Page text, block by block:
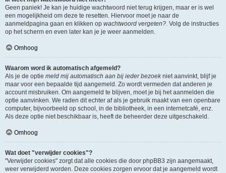
Geen paniek! Je kan je huidige wachtwoord niet terug krijgen, maar er is wel
een mogelijkheid om deze te resetten. Hiervoor moet je naar de
aanmeldpagina gaan en klikken op wachtwoord vergeten?. Volg de instructies
op het scherm en even later kan je je weer aanmelden.
Omhoog
Waarom word ik automatisch afgemeld?
Als je de optie meld mij automatisch aan bij ieder bezoekniet aanvinkt, blijf je
maar voor een bepaalde tijd aangemeld. Zo wordt vermeden dat anderen je
account misbruiken. Om aangemeld te blijven, moet je bij het aanmelden die
optie aanvinken. We raden dit echter af als je gebruik maakt van een openbare
computer, bijvoorbeeld op school, in de bibliotheek, in een internetcafé, enz.
Als deze optie niet beschikbaar is, heeft de beheerder deze uitgeschakeld.
Omhoog
Wat doet "verwijder cookies"?
"Verwijder cookies" zorgt dat alle cookies die door phpBB3 zijn aangemaakt,
weer verwijderd worden. Deze cookies zorgen ervoor dat je aangemeld wordt